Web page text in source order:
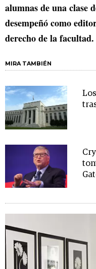
alumnas de una clase
desempeñó como
derecho de la facultad.
MIRA TAMBIÉN